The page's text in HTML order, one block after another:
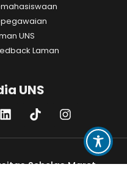
UNS
Laman
UNS
Sebelas Maret